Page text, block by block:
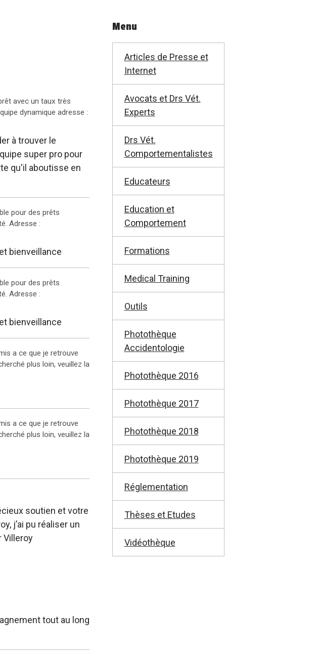
avec un taux très
dynamique adresse :
à trouver le
super pro pour
qu'il aboutisse en
pour des prêts
Adresse :
bienveillance
pour des prêts
Adresse :
bienveillance
a ce que je retrouve
plus loin, veuillez la
a ce que je retrouve
plus loin, veuillez la
soutien et votre
j’ai pu réaliser un
Villeroy
tout au long
Menu
Articles de Presse et
Internet
Avocats et Drs Vét.
Experts
Drs Vét.
Comportementalistes
Educateurs
Education et
Comportement
Formations
Medical Training
Outils
Photothèque
Accidentologie
Photothèque 2016
Photothèque 2017
Photothèque 2018
Photothèque 2019
Réglementation
Thèses et Etudes
Vidéothèque